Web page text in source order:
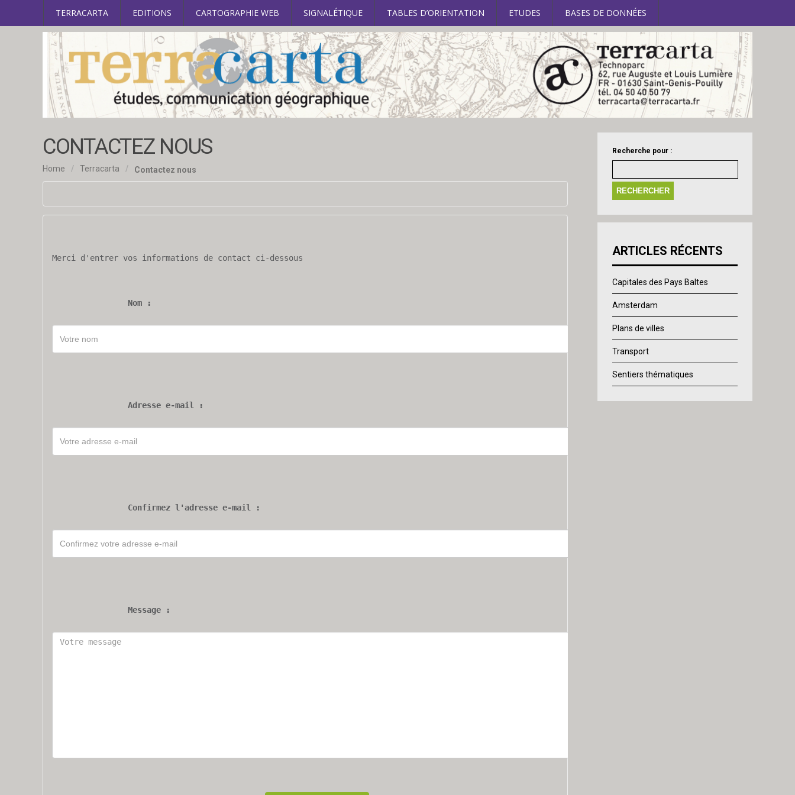
TERRACARTA EDITIONS CARTOGRAPHIE WEB SIGNALÉTIQUE TABLES D’ORIENTATION ETUDES BASES DE DONNÉES
CONTACTEZ NOUS
Home / Terracarta / Contactez nous
Merci d'entrer vos informations de contact ci-dessous
Nom :
Adresse e-mail :
Confirmez l'adresse e-mail :
Message :
Recherche pour :
ARTICLES RÉCENTS
Capitales des Pays Baltes
Amsterdam
Plans de villes
Transport
Sentiers thématiques